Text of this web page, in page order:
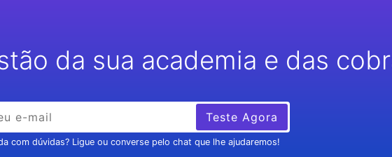
da sua academia e das
Teste Agora
com dúvidas? Ligue ou converse pelo chat que lhe ajudaremos!